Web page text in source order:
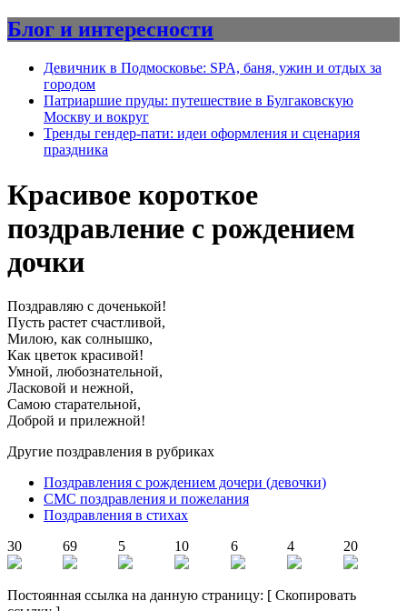
Блог и интересности
Девичник в Подмосковье: SPA, баня, ужин и отдых за
городом
Патриаршие пруды: путешествие в Булгаковскую
Москву и вокруг
Тренды гендер-пати: идеи оформления и сценария
праздника
Красивое короткое
поздравление с рождением
дочки
Поздравляю с доченькой!
Пусть растет счастливой,
Милою, как солнышко,
Как цветок красивой!
Умной, любознательной,
Ласковой и нежной,
Самою старательной,
Доброй и прилежной!
Другие поздравления в рубриках
Поздравления с рождением дочери (девочки)
СМС поздравления и пожелания
Поздравления в стихах
30
69 5 10 6 4 20
Постоянная ссылка на данную страницу: [ Скопировать